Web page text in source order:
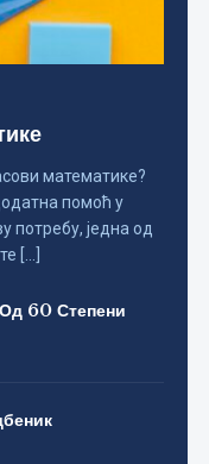
математике?
помоћ у
потребу, једна од
[…]
Од 60 Степени